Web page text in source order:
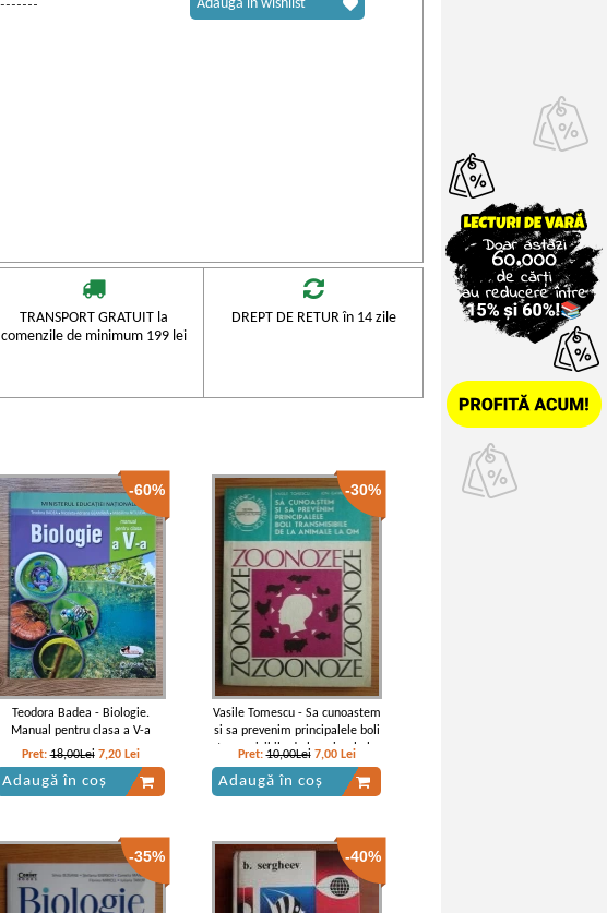
Adaugă în wishlist
TRANSPORT GRATUIT la
comenzile de minimum 199 lei
DREPT DE RETUR în 14 zile
-60%
Teodora Badea - Biologie.
Manual pentru clasa a V-a
Pret:18,00Lei 7,20 Lei
Adaugă în coș
-30%
Vasile Tomescu - Sa cunoastem
si sa prevenim principalele boli
transmisibile de la animale la
om
Pret:10,00Lei 7,00 Lei
Adaugă în coș
-35% -40%